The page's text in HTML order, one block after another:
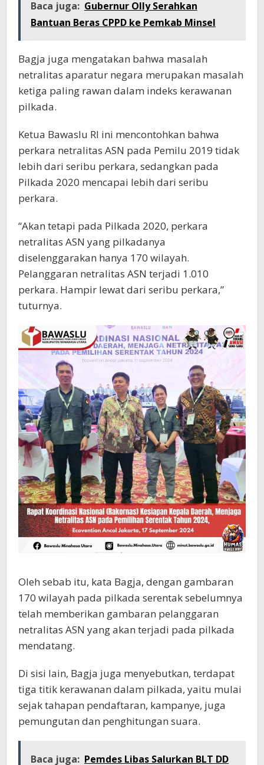
Baca juga: Gubernur Olly Serahkan
Bantuan Beras CPPD ke Pemkab Minsel
Bagja juga mengatakan bahwa masalah
netralitas aparatur negara merupakan masalah
ketiga paling rawan dalam indeks kerawanan
pilkada.
Ketua Bawaslu RI ini mencontohkan bahwa
perkara netralitas ASN pada Pemilu 2019 tidak
lebih dari seribu perkara, sedangkan pada
Pilkada 2020 mencapai lebih dari seribu
perkara.
“Akan tetapi pada Pilkada 2020, perkara
netralitas ASN yang pilkadanya
diselenggarakan hanya 170 wilayah.
Pelanggaran netralitas ASN terjadi 1.010
perkara. Hampir lewat dari seribu perkara,”
tuturnya.
Oleh sebab itu, kata Bagja, dengan gambaran
170 wilayah pada pilkada serentak sebelumnya
telah memberikan gambaran pelanggaran
netralitas ASN yang akan terjadi pada pilkada
mendatang.
Di sisi lain, Bagja juga menyebutkan, terdapat
tiga titik kerawanan dalam pilkada, yaitu mulai
sejak tahapan pendaftaran, kampanye, juga
pemungutan dan penghitungan suara.
Baca juga: Pemdes Libas Salurkan BLT DD